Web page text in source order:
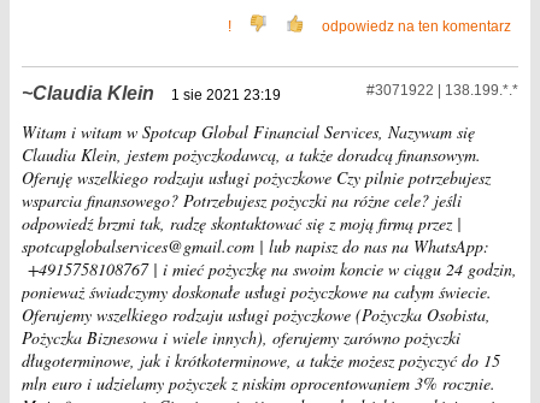
! odpowiedz na ten komentarz
Claudia Klein #3071922 | 138.199.*.*
1 sie 2021 23:19
Witam i witam w Spotcap Global Financial Services, Nazywam się
Claudia Klein, jestem pożyczkodawcą, a także doradcą finansowym.
Oferuję wszelkiego rodzaju usługi pożyczkowe Czy pilnie potrzebujesz
wsparcia finansowego? Potrzebujesz pożyczki na różne cele? jeśli
odpowiedź brzmi tak, radzę skontaktować się z moją firmą przez |
spotcapglobalservices@gmail.com | lub napisz do nas na WhatsApp:
+4915758108767 | i mieć pożyczkę na swoim koncie w ciągu 24 godzin,
ponieważ świadczymy doskonałe usługi pożyczkowe na całym świecie.
Oferujemy wszelkiego rodzaju usługi pożyczkowe (Pożyczka Osobista,
Pożyczka Biznesowa i wiele innych), oferujemy zarówno pożyczki
długoterminowe, jak i krótkoterminowe, a także możesz pożyczyć do 15
mln euro i udzielamy pożyczek z niskim oprocentowaniem 3% rocznie.